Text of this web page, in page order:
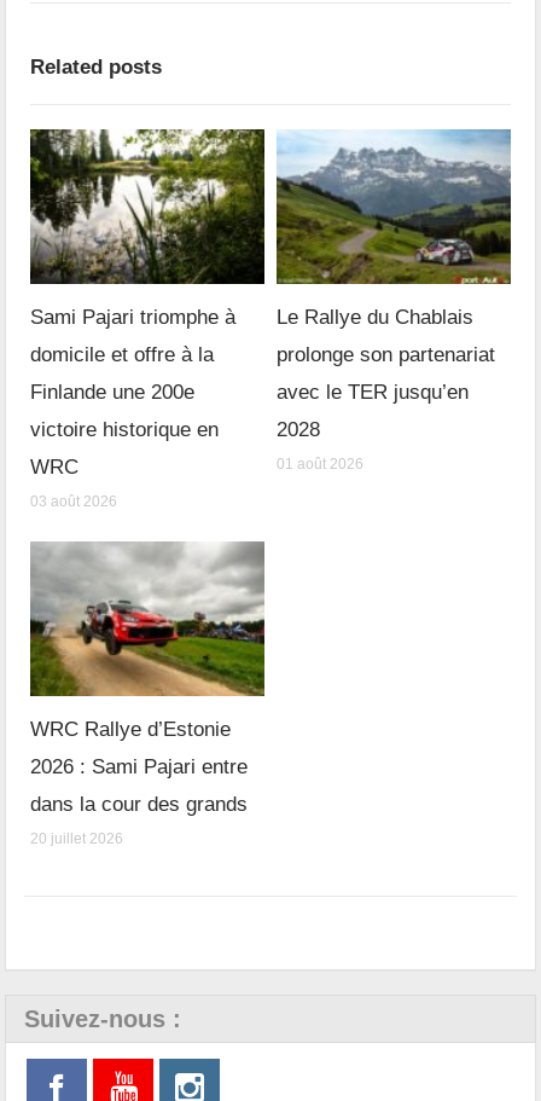
Related posts
Sami Pajari triomphe à
domicile et offre à la
Finlande une 200e
victoire historique en
WRC
03 août 2026
Le Rallye du Chablais
prolonge son partenariat
avec le TER jusqu’en
2028
01 août 2026
WRC Rallye d’Estonie
2026 : Sami Pajari entre
dans la cour des grands
20 juillet 2026
Suivez-nous :